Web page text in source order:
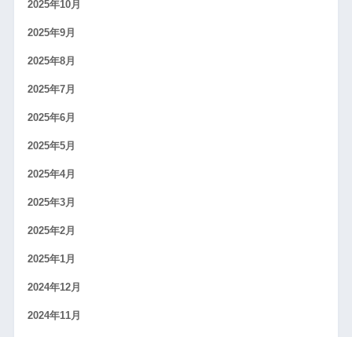
2025年10月
2025年9月
2025年8月
2025年7月
2025年6月
2025年5月
2025年4月
2025年3月
2025年2月
2025年1月
2024年12月
2024年11月